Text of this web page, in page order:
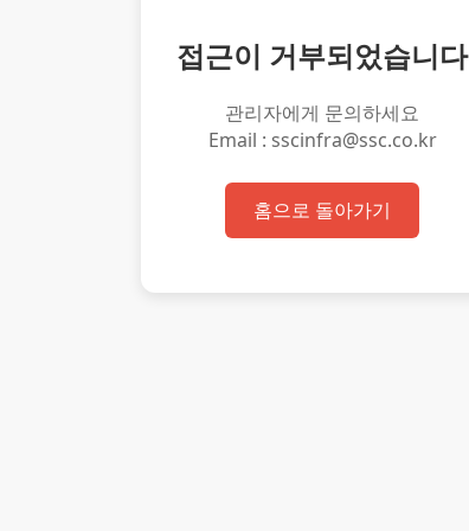
접근이 거부되었습니다
관리자에게 문의하세요
Email : sscinfra@ssc.co.kr
홈으로 돌아가기